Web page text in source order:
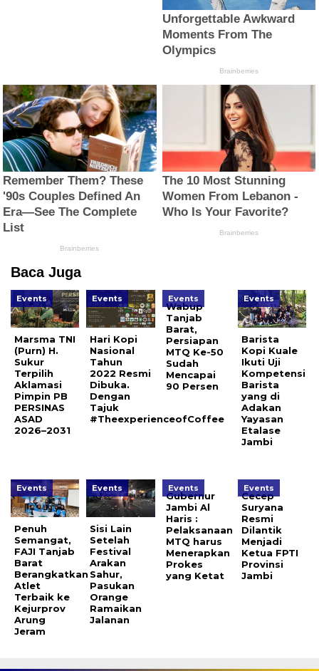
Baca Juga
Events
Marsma TNI
(Purn) H.
Sukur
Terpilih
Aklamasi
Pimpin PB
PERSINAS
ASAD
2026–2031
Events
Hari Kopi
Nasional
Tahun
2022 Resmi
Dibuka.
Dengan
Tajuk
#TheexperienceofCoffee
Events
Wabup
Tanjab
Barat,
Persiapan
MTQ Ke-50
Sudah
Mencapai
90 Persen
Events
Barista
Kopi Kuale
Ikuti Uji
Kompetensi
Barista
yang di
Adakan
Yayasan
Etalase
Jambi
Events
Penuh
Semangat,
FAJI Tanjab
Barat
Berangkatkan
Atlet
Terbaik ke
Kejurprov
Arung
Jeram
Events
Sisi Lain
Setelah
Festival
Arakan
Sahur,
Pasukan
Orange
Ramaikan
Jalanan
Events
Gubernur
Jambi Al
Haris :
Pelaksanaan
MTQ harus
Menerapkan
Prokes
yang Ketat
Events
Cecep
Suryana
Resmi
Dilantik
Menjadi
Ketua FPTI
Provinsi
Jambi